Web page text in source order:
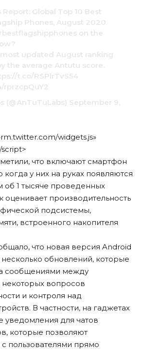
Report: Global Top 10 Best
Phones, August 2020
on the
updated August ranking
the average Antutu score.
t.co/RSPlrTvS54
(@AnTuTuLabs) September 9,
widgets.js»
script>
что включают смартфон
когда у них на руках появляются
1 тысяче проведенных
оценивает производительность
подсистемы,
встроенного накопителя
, что новая версия Android
обновлений, которые
сообщениями между
некоторых вопросов
и контроля над
В частности, на гаджетах
уведомления для чатов
которые позволяют
пользователями прямо